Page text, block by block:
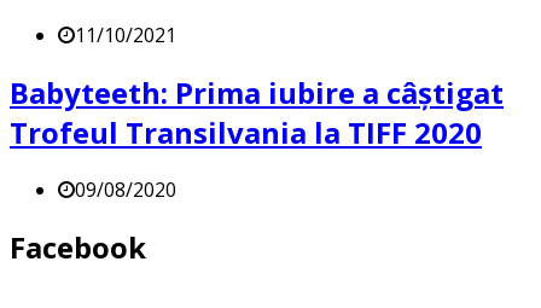
11/10/2021
Babyteeth: Prima iubire a câștigat
Trofeul Transilvania la TIFF 2020
09/08/2020
Facebook